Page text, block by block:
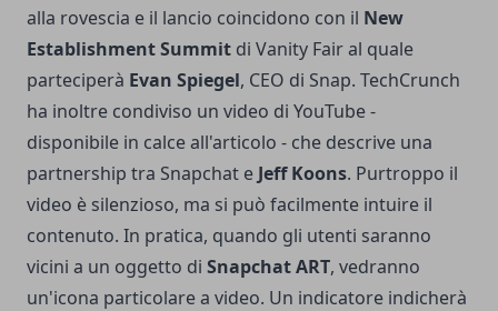
alla rovescia e il lancio coincidono con il New
Establishment Summit di Vanity Fair al quale
parteciperà Evan Spiegel, CEO di Snap. TechCrunch
ha inoltre condiviso un video di YouTube -
disponibile in calce all'articolo - che descrive una
partnership tra Snapchat e Jeff Koons. Purtroppo il
video è silenzioso, ma si può facilmente intuire il
contenuto. In pratica, quando gli utenti saranno
vicini a un oggetto di Snapchat ART, vedranno
un'icona particolare a video. Un indicatore indicherà